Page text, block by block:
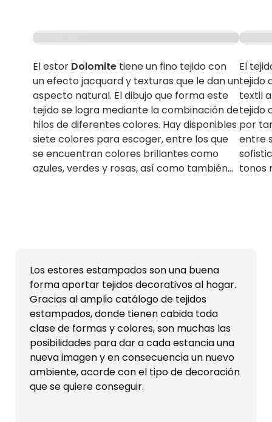
El estor Dolomite tiene un fino tejido con
un efecto jacquard y texturas que le dan un
aspecto natural. El dibujo que forma este
tejido se logra mediante la combinación de
hilos de diferentes colores. Hay disponibles
siete colores para escoger, entre los que
se encuentran colores brillantes como
azules, verdes y rosas, así como también
El
tejido
textil
tejido
por
entre
tonos
Los estores estampados son una buena
forma aportar tejidos decorativos al hogar.
Gracias al amplio catálogo de tejidos
estampados, donde tienen cabida toda
clase de formas y colores, son muchas las
posibilidades para dar a cada estancia una
nueva imagen y en consecuencia un nuevo
ambiente, acorde con el tipo de decoración
que se quiere conseguir.